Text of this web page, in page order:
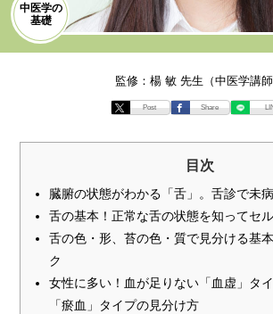
中医学の
基礎
監修：楊 敏 先生（中医学講師
Post Share
目次
臓腑の状態がわかる「舌」。舌診で未病
舌の基本！正常な舌の状態を知ってセ
舌の色・形、苔の色・質で見分ける基
ク
女性に多い！血が足りない「血虚」タ
「瘀血」タイプの見分け方